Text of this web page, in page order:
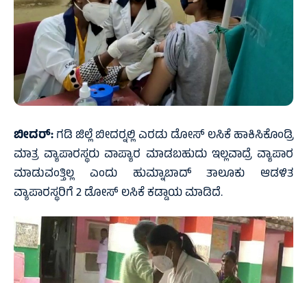
ಬೀದರ್:ಗಡಿ ಜಿಲ್ಲೆ ಬೀದರ್‍ನಲ್ಲಿ ಎರಡು ಡೋಸ್ ಲಸಿಕೆ ಹಾಕಿಸಿಕೊಂಡ್ರಿ
ಮಾತ್ರ ವ್ಯಾಪಾರಸ್ಥರು ವಾಪ್ಯಾರ ಮಾಡಬಹುದು ಇಲ್ಲವಾದ್ರೆ ವ್ಯಾಪಾರ
ಮಾಡುವಂತ್ತಿಲ್ಲ ಎಂದು ಹುಮ್ನಾಬಾದ್ ತಾಲೂಕು ಆಡಳಿತ
ವ್ಯಾಪಾರಸ್ಥರಿಗೆ 2 ಡೋಸ್ ಲಸಿಕೆ ಕಡ್ಡಾಯ ಮಾಡಿದೆ.